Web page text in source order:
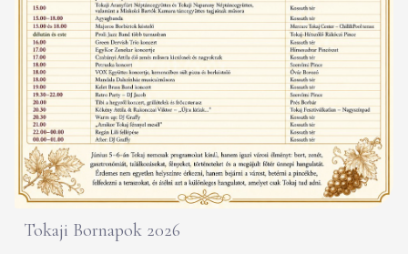
Tokaji Bornapok 2026